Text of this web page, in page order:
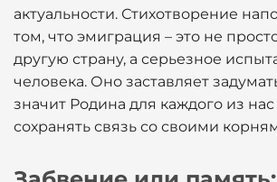
актуальности. Стихотворение
том, что эмиграция – это не
другую страну, а серьезное
человека. Оно заставляет
значит Родина для каждого из
сохранять связь со своими